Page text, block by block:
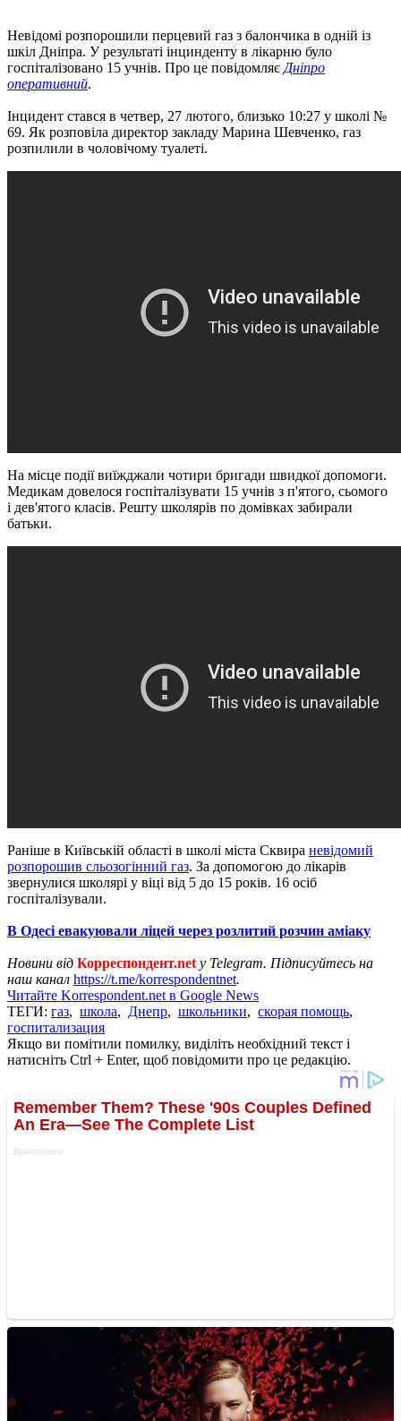
Невідомі розпорошили перцевий газ з балончика в одній із
шкіл Дніпра. У результаті інцинденту в лікарню було
госпіталізовано 15 учнів. Про це повідомляє Дніпро
оперативний.
Інцидент стався в четвер, 27 лютого, близько 10:27 у школі №
69. Як розповіла директор закладу Марина Шевченко, газ
розпилили в чоловічому туалеті.
На місце події виїжджали чотири бригади швидкої допомоги.
Медикам довелося госпіталізувати 15 учнів з п'ятого, сьомого
і дев'ятого класів. Решту школярів по домівках забирали
батьки.
Раніше в Київській області в школі міста Сквира невідомий
розпорошив сльозогінний газ. За допомогою до лікарів
звернулися школярі у віці від 5 до 15 років. 16 осіб
госпіталізували.
В Одесі евакуювали ліцей через розлитий розчин аміаку
Новини від Корреспондент.net у Telegram. Підписуйтесь на
наш канал https://t.me/korrespondentnet.
Читайте Korrespondent.net в Google News
ТЕГИ: газ, школа, Днепр, школьники, скорая помощь,
госпитализация
Якщо ви помітили помилку, виділіть необхідний текст і
натисніть Ctrl + Enter, щоб повідомити про це редакцію.